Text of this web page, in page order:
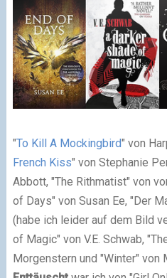
"To Kill A Mockingbird" von
French Kiss" von Stephanie
Abbott, "The Rithmatist" von
of Days" von Susan Ee, "Der
(habe ich leider auf dem Bild
of Magic" von V.E. Schwab,
Morgenstern und "Winter" von